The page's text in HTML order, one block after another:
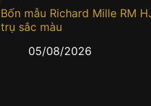
Bốn mẫu Richard Mille RM
trụ sắc màu
05/08/2026